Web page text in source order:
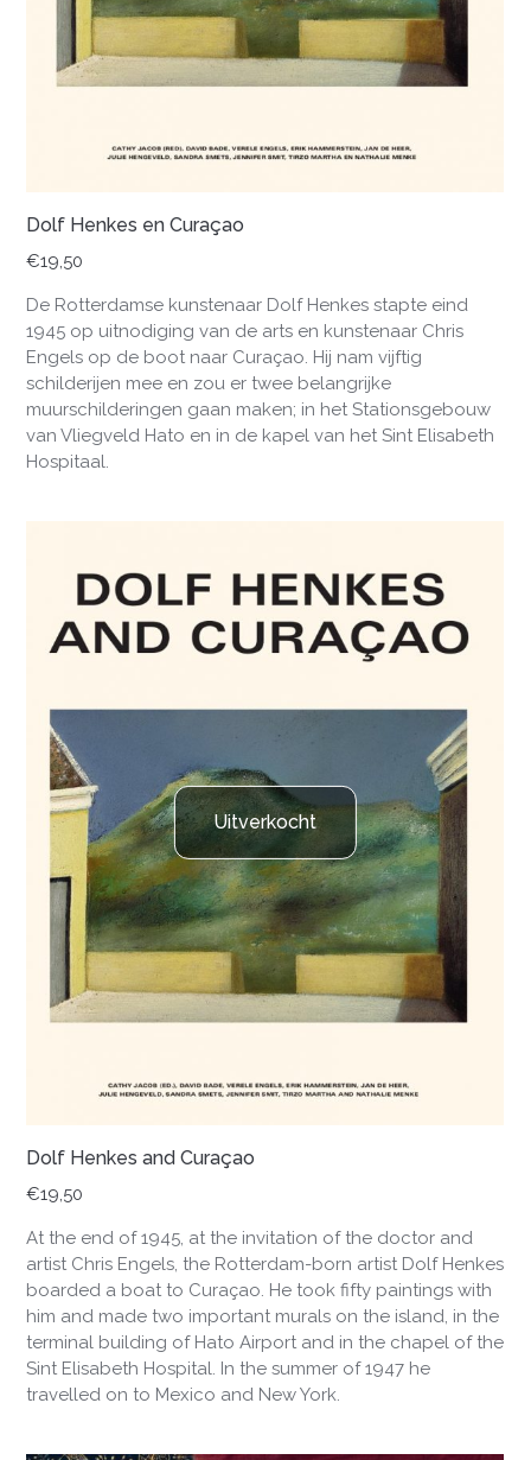
Dolf Henkes en Curaçao
€19,50
De Rotterdamse kunstenaar Dolf Henkes stapte eind
1945 op uitnodiging van de arts en kunstenaar Chris
Engels op de boot naar Curaçao. Hij nam vijftig
schilderijen mee en zou er twee belangrijke
muurschilderingen gaan maken; in het Stationsgebouw
van Vliegveld Hato en in de kapel van het Sint Elisabeth
Hospitaal.
Uitverkocht
Dolf Henkes and Curaçao
€19,50
At the end of 1945, at the invitation of the doctor and
artist Chris Engels, the Rotterdam-born artist Dolf Henkes
boarded a boat to Curaçao. He took fifty paintings with
him and made two important murals on the island, in the
terminal building of Hato Airport and in the chapel of the
Sint Elisabeth Hospital. In the summer of 1947 he
travelled on to Mexico and New York.